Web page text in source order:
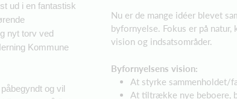
ud i en fantastisk
nyt torv ved
Kommune
og vil
Nu er de mange idéer blevet
byfornyelse. Fokus er på
vision og indsatsområder.
Byfornyelsens vision:
At styrke sammenholdet/
At tiltrække nye beboere,